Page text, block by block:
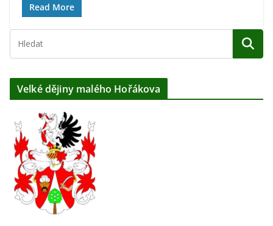
Read More
Velké dějiny malého Hořákova